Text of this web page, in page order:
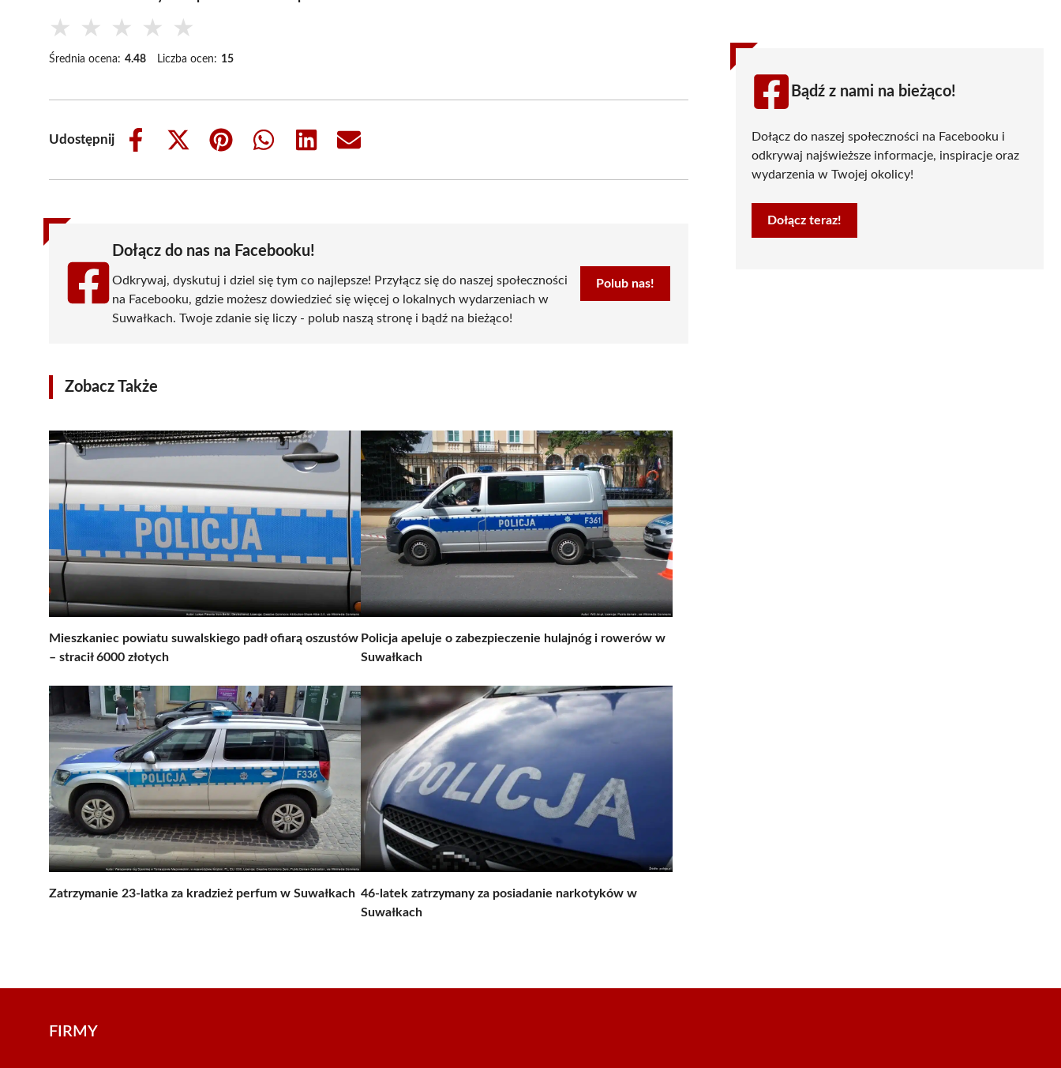
★ ★ ★ ★ ★
Średnia ocena: 4.48 Liczba ocen: 15
Udostępnij
Share
Share
(Twitter)
Share
Share
Share
Share
Dołącz do nas na Facebooku!
Odkrywaj, dyskutuj i dziel się tym co najlepsze! Przyłącz się do naszej społeczności
na Facebooku, gdzie możesz dowiedzieć się więcej o lokalnych wydarzeniach w
Suwałkach. Twoje zdanie się liczy - polub naszą stronę i bądź na bieżąco!
Polub nas!
Zobacz Także
Mieszkaniec powiatu suwalskiego padł ofiarą oszustów
– stracił 6000 złotych
Policja apeluje o zabezpieczenie hulajnóg i rowerów w
Suwałkach
Zatrzymanie 23-latka za kradzież perfum w Suwałkach 46-latek zatrzymany za posiadanie narkotyków w
Suwałkach
Bądź z nami na bieżąco!
Dołącz do naszej społeczności na Facebooku i
odkrywaj najświeższe informacje, inspiracje oraz
wydarzenia w Twojej okolicy!
Dołącz teraz!
FIRMY